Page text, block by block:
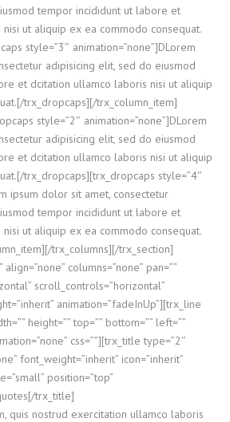
tempor incididunt ut labore et
ut aliquip ex ea commodo consequat.
style=”3″ animation=”none”]DLorem
adipisicing elit, sed do eiusmod
et dcitation ullamco laboris nisi ut aliquip
trx_dropcaps][/trx_column_item]
style=”2″ animation=”none”]DLorem
adipisicing elit, sed do eiusmod
et dcitation ullamco laboris nisi ut aliquip
trx_dropcaps][trx_dropcaps style=”4″
ipsum dolor sit amet, consectetur
tempor incididunt ut labore et
ut aliquip ex ea commodo consequat.
trx_columns][/trx_section]
columns=”none” pan=””
scroll_controls=”horizontal”
animation=”fadeInUp”][trx_line
height=”” top=”” bottom=”” left=””
css=””][trx_title type=”2″
font_weight=”inherit” icon=”inherit”
position=”top”
trx_title]
quis nostrud exercitation ullamco laboris